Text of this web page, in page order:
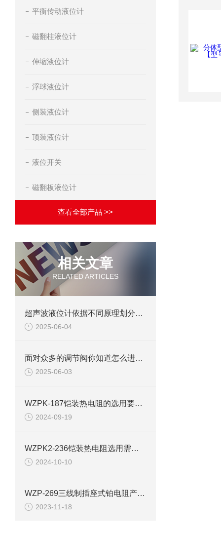
平衡传动液位计
磁翻柱液位计
伸缩液位计
浮球液位计
侧装液位计
顶装液位计
液位开关
磁翻板液位计
查看全部产品 >>
相关文章
RELATED ARTICLES
超声波液位计依据不同原理划分可以分为几种
2025-06-04
面对众多的调节阀你知道怎么进行正确的选择吗
2025-06-03
WZPK-187铠装热电阻的选用要注意这些方面
2024-09-19
WZPK2-236铠装热电阻选用需要注意的因素介绍
2024-10-10
WZP-269三线制插座式铂电阻产品介绍
2023-11-18